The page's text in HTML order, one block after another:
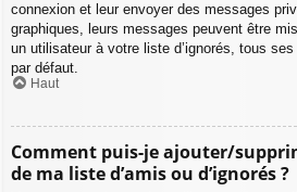
connexion et leur envoyer des messages
graphiques, leurs messages peuvent être
un utilisateur à votre liste d’ignorés, tous
par défaut.
Haut
Comment puis-je ajouter/
de ma liste d’amis ou d’ignorés ?